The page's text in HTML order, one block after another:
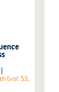
|
(vol. 53,